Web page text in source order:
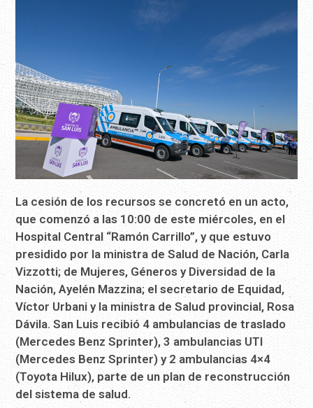
La cesión de los recursos se concretó en un acto,
que comenzó a las 10:00 de este miércoles, en el
Hospital Central “Ramón Carrillo”, y que estuvo
presidido por la ministra de Salud de Nación, Carla
Vizzotti; de Mujeres, Géneros y Diversidad de la
Nación, Ayelén Mazzina; el secretario de Equidad,
Víctor Urbani y la ministra de Salud provincial, Rosa
Dávila. San Luis recibió 4 ambulancias de traslado
(Mercedes Benz Sprinter), 3 ambulancias UTI
(Mercedes Benz Sprinter) y 2 ambulancias 4×4
(Toyota Hilux), parte de un plan de reconstrucción
del sistema de salud.